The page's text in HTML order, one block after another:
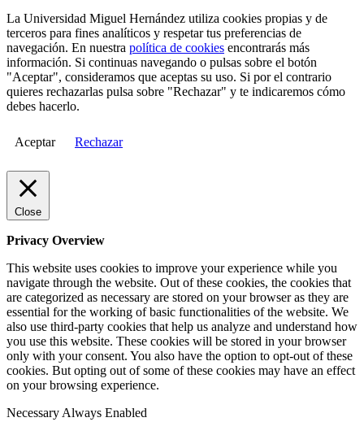
La Universidad Miguel Hernández utiliza cookies propias y de
terceros para fines analíticos y respetar tus preferencias de
navegación. En nuestra política de cookies encontrarás más
información. Si continuas navegando o pulsas sobre el botón
"Aceptar", consideramos que aceptas su uso. Si por el contrario
quieres rechazarlas pulsa sobre "Rechazar" y te indicaremos cómo
debes hacerlo.
Aceptar Rechazar
Close
Privacy Overview
This website uses cookies to improve your experience while you
navigate through the website. Out of these cookies, the cookies that
are categorized as necessary are stored on your browser as they are
essential for the working of basic functionalities of the website. We
also use third-party cookies that help us analyze and understand how
you use this website. These cookies will be stored in your browser
only with your consent. You also have the option to opt-out of these
cookies. But opting out of some of these cookies may have an effect
on your browsing experience.
Necessary Always Enabled